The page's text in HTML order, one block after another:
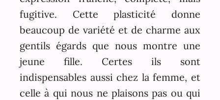
fugitive. Cette plasticité donne
beaucoup de variété et de charme aux
gentils égards que nous montre une
jeune fille. Certes ils sont
indispensables aussi chez la femme, et
celle à qui nous ne plaisons pas ou qui